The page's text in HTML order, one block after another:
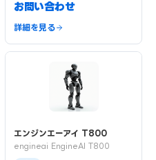
お問い合わせ
詳細を見る
エンジンエーアイ T800
engineai EngineAI T800